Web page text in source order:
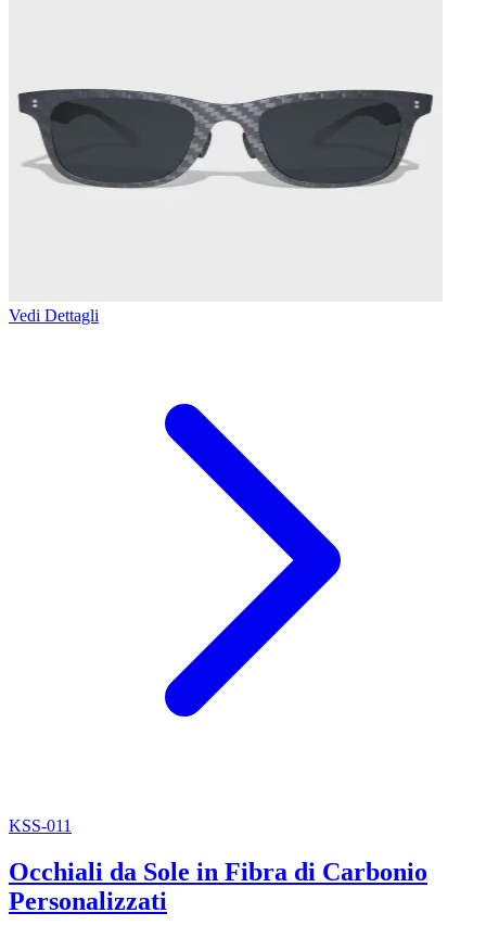
Vedi Dettagli
KSS-011
Occhiali da Sole in Fibra di Carbonio
Personalizzati